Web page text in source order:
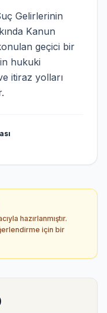
Gelirlerinin
Kanun
geçici bir
hukuki
itiraz yolları
hazırlanmıştır.
için bir